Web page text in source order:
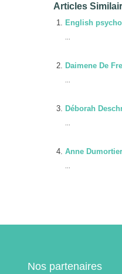
Articles
English
Daimene De
Déborah
Anne
Nos partenaires